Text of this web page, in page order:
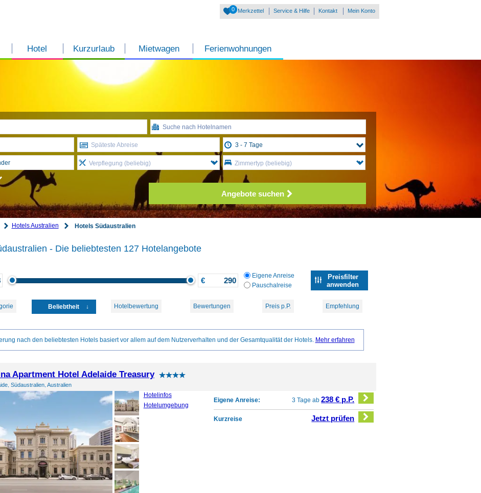
Hotel Kurzurlaub Mietwagen Ferienwohnungen
0 Merkzettel Service & Hilfe Kontakt Mein Konto
Späteste Abreise
Verpflegung (beliebig) Zimmertyp (beliebig)
Angebote suchen
Hotels Australien Hotels Südaustralien
- Die beliebtesten 127 Hotelangebote
€
Eigene Anreise
Pauschalreise
Preisfilter
anwenden
Beliebtheit Hotelbewertung Bewertungen Preis p.P. Empfehlung
nach den beliebtesten Hotels basiert vor allem auf dem Nutzerverhalten und der Gesamtqualität der Hotels. Mehr erfahren
Apartment Hotel Adelaide Treasury
Südaustralien, Australien
Hotelinfos
Hotelumgebung
Eigene Anreise: 3 Tage ab238 € p.P.
Kurzreise Jetzt prüfen